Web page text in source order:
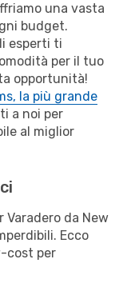
una vasta
budget.
esperti ti
per il tuo
opportunità!
la più grande
a noi per
al miglior
Varadero da New
Ecco
cost per